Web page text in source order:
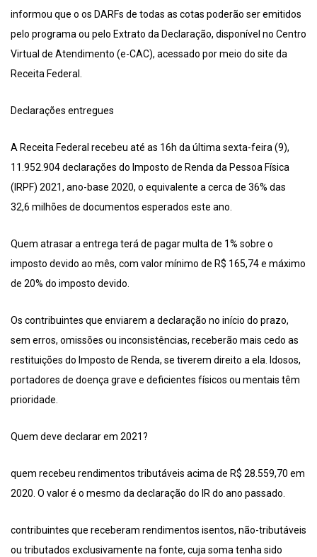
informou que o os DARFs de todas as cotas poderão ser emitidos
pelo programa ou pelo Extrato da Declaração, disponível no Centro
Virtual de Atendimento (e-CAC), acessado por meio do site da
Receita Federal.
Declarações entregues
A Receita Federal recebeu até as 16h da última sexta-feira (9),
11.952.904 declarações do Imposto de Renda da Pessoa Física
(IRPF) 2021, ano-base 2020, o equivalente a cerca de 36% das
32,6 milhões de documentos esperados este ano.
Quem atrasar a entrega terá de pagar multa de 1% sobre o
imposto devido ao mês, com valor mínimo de R$ 165,74 e máximo
de 20% do imposto devido.
Os contribuintes que enviarem a declaração no início do prazo,
sem erros, omissões ou inconsistências, receberão mais cedo as
restituições do Imposto de Renda, se tiverem direito a ela. Idosos,
portadores de doença grave e deficientes físicos ou mentais têm
prioridade.
Quem deve declarar em 2021?
quem recebeu rendimentos tributáveis acima de R$ 28.559,70 em
2020. O valor é o mesmo da declaração do IR do ano passado.
contribuintes que receberam rendimentos isentos, não-tributáveis
ou tributados exclusivamente na fonte, cuja soma tenha sido